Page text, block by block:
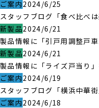
ご案内2024/6/25
スタッフブログ「食べ比べ
新製品2024/6/21
製品情報に「引戸用調整戸
新製品2024/6/21
製品情報に「ライズ戸当り」
ご案内2024/6/19
スタッフブログ「横浜中華
ご案内2024/6/18